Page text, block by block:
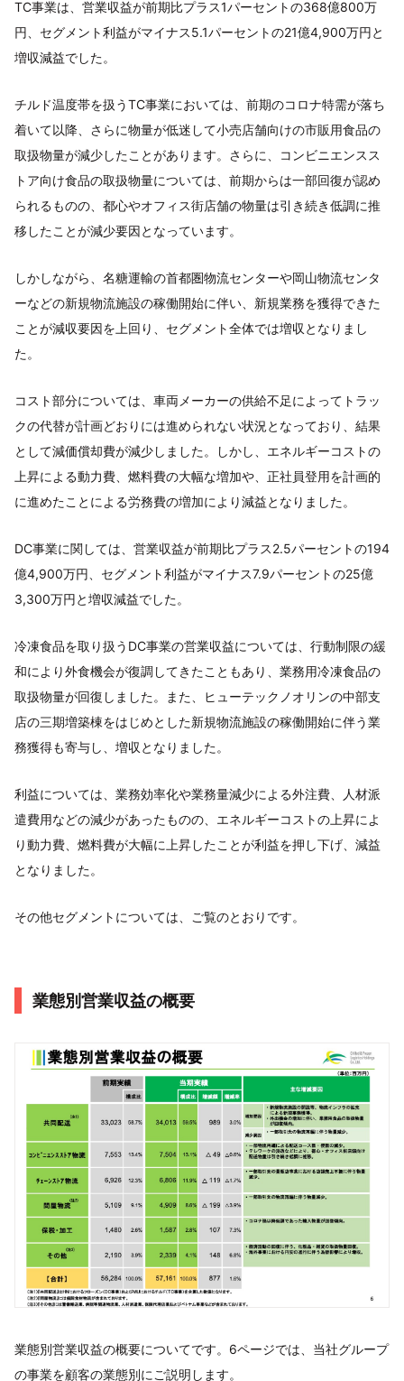
TC事業は、営業収益が前期比プラス1パーセントの368億800万
円、セグメント利益がマイナス5.1パーセントの21億4,900万円と
増収減益でした。
チルド温度帯を扱うTC事業においては、前期のコロナ特需が落ち
着いて以降、さらに物量が低迷して小売店舗向けの市販用食品の
取扱物量が減少したことがあります。さらに、コンビニエンスス
トア向け食品の取扱物量については、前期からは一部回復が認め
られるものの、都心やオフィス街店舗の物量は引き続き低調に推
移したことが減少要因となっています。
しかしながら、名糖運輸の首都圏物流センターや岡山物流センタ
ーなどの新規物流施設の稼働開始に伴い、新規業務を獲得できた
ことが減収要因を上回り、セグメント全体では増収となりまし
た。
コスト部分については、車両メーカーの供給不足によってトラッ
クの代替が計画どおりには進められない状況となっており、結果
として減価償却費が減少しました。しかし、エネルギーコストの
上昇による動力費、燃料費の大幅な増加や、正社員登用を計画的
に進めたことによる労務費の増加により減益となりました。
DC事業に関しては、営業収益が前期比プラス2.5パーセントの194
億4,900万円、セグメント利益がマイナス7.9パーセントの25億
3,300万円と増収減益でした。
冷凍食品を取り扱うDC事業の営業収益については、行動制限の緩
和により外食機会が復調してきたこともあり、業務用冷凍食品の
取扱物量が回復しました。また、ヒューテックノオリンの中部支
店の三期増築棟をはじめとした新規物流施設の稼働開始に伴う業
務獲得も寄与し、増収となりました。
利益については、業務効率化や業務量減少による外注費、人材派
遣費用などの減少があったものの、エネルギーコストの上昇によ
り動力費、燃料費が大幅に上昇したことが利益を押し下げ、減益
となりました。
その他セグメントについては、ご覧のとおりです。
業態別営業収益の概要
業態別営業収益の概要についてです。6ページでは、当社グループ
の事業を顧客の業態別にご説明します。